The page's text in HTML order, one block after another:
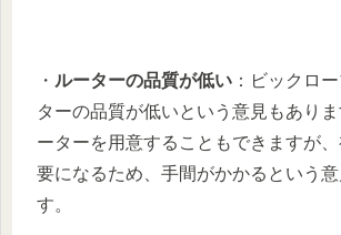
・ ルーターの品質が低い ：ビックロ
ターの品質が低いという意見もあり
ーターを用意することもできますが
要になるため、手間がかかるという意
す。